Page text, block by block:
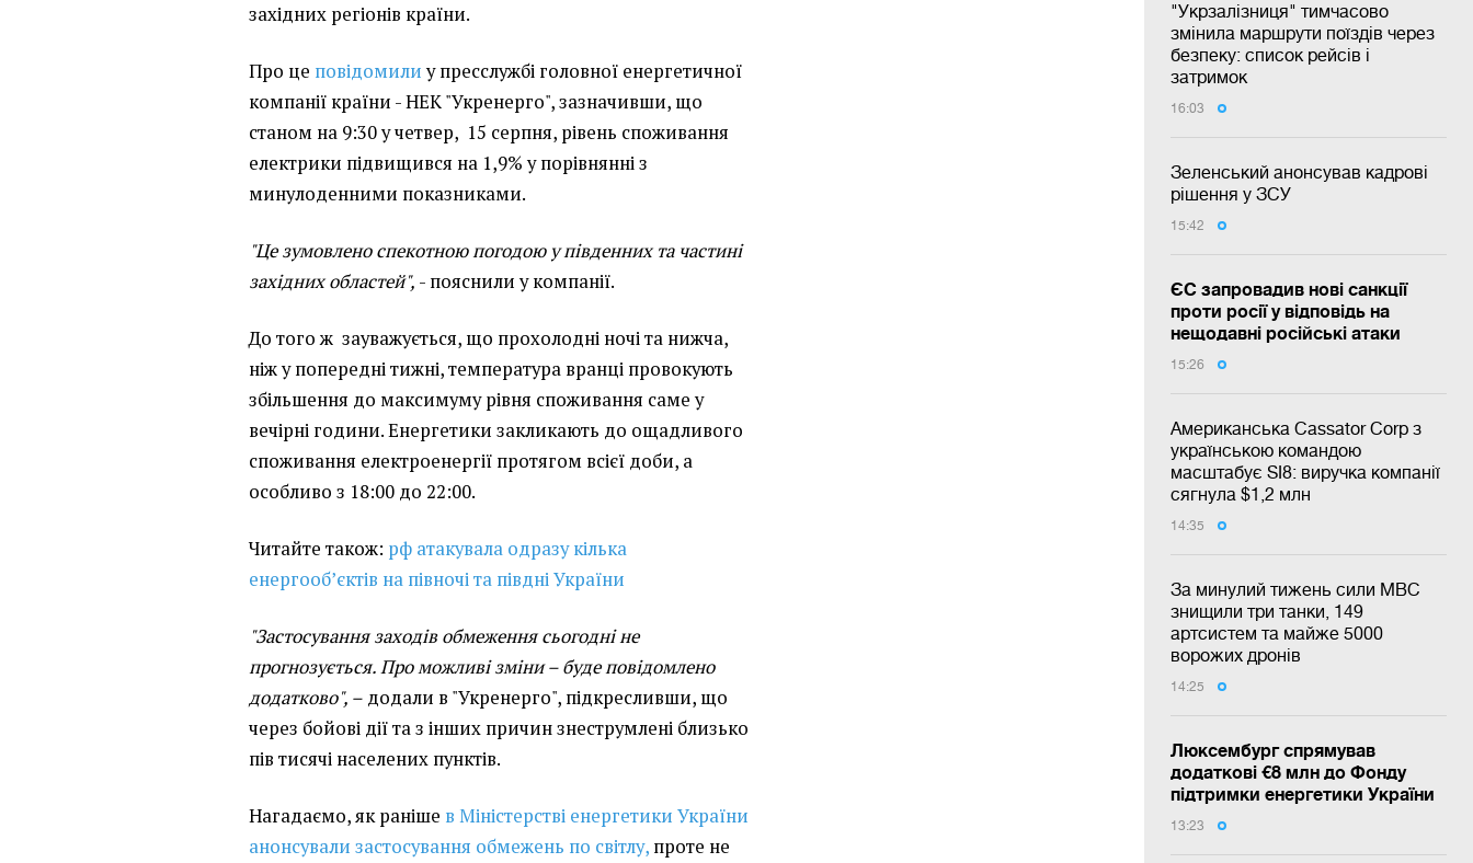
"Укрзалізниця" тимчасово
змінила маршрути поїздів через
безпеку: список рейсів і
затримок
16:03
Зеленський анонсував кадрові
рішення у ЗСУ
15:42
ЄС запровадив нові санкції
проти росії у відповідь на
нещодавні російські атаки
15:26
Американська Cassator Corp з
українською командою
масштабує SI8: виручка компанії
сягнула $1,2 млн
14:35
За минулий тижень сили МВС
знищили три танки, 149
артсистем та майже 5000
ворожих дронів
14:25
Люксембург спрямував
додаткові €8 млн до Фонду
підтримки енергетики України
13:23
західних регіонів країни.
Про це повідомилиу пресслужбі головної енергетичної
компанії країни - НЕК "Укренерго", зазначивши, що
станом на 9:30 у четвер, 15 серпня, рівень споживання
електрики підвищився на 1,9% у порівнянні з
минулоденними показниками.
"Це зумовлено спекотною погодою у південних та частині
західних областей", - пояснили у компанії.
До того ж зауважується, що прохолодні ночі та нижча,
ніж у попередні тижні, температура вранці провокують
збільшення до максимуму рівня споживання саме у
вечірні години. Енергетики закликають до ощадливого
споживання електроенергії протягом всієї доби, а
особливо з 18:00 до 22:00.
Читайте також: рф атакувала одразу кілька
енергооб’єктів на півночі та півдні України
"Застосування заходів обмеження сьогодні не
прогнозується. Про можливі зміни – буде повідомлено
додатково", – додали в "Укренерго", підкресливши, що
через бойові дії та з інших причин знеструмлені близько
пів тисячі населених пунктів.
Нагадаємо, як раніше в Міністерстві енергетики України
анонсували застосування обмежень по світлу, проте не